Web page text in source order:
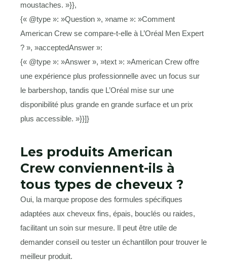
moustaches. »}},
{« @type »: »Question », »name »: »Comment
American Crew se compare-t-elle à L’Oréal Men Expert
? », »acceptedAnswer »:
{« @type »: »Answer », »text »: »American Crew offre
une expérience plus professionnelle avec un focus sur
le barbershop, tandis que L’Oréal mise sur une
disponibilité plus grande en grande surface et un prix
plus accessible. »}}]}
Les produits American
Crew conviennent-ils à
tous types de cheveux ?
Oui, la marque propose des formules spécifiques
adaptées aux cheveux fins, épais, bouclés ou raides,
facilitant un soin sur mesure. Il peut être utile de
demander conseil ou tester un échantillon pour trouver le
meilleur produit.